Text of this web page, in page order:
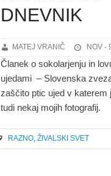
DNEVNIK
MATEJ VRANIČ NOV -
Članek o sokolarjenju in
ujedami – Slovenska
zaščito ptic ujed v katerem
tudi nekaj mojih fotografij.
RAZNO, ŽIVALSKI SVET